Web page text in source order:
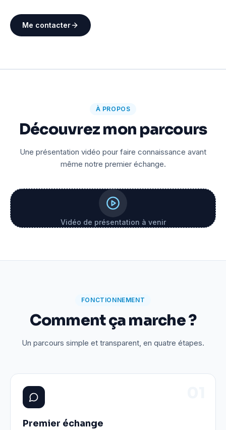
Me contacter
À PROPOS
Découvrez mon parcours
Une présentation vidéo pour faire connaissance avant
même notre premier échange.
Vidéo de présentation à venir
FONCTIONNEMENT
Comment ça marche ?
Un parcours simple et transparent, en quatre étapes.
Premier échange